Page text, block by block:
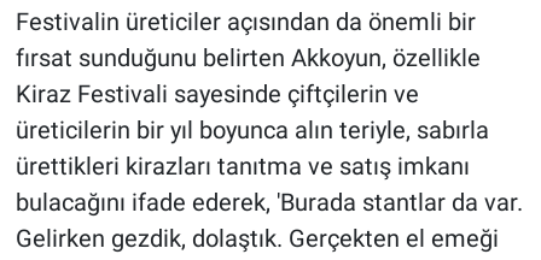
Festivalin üreticiler açısından da önemli bir
fırsat sunduğunu belirten Akkoyun, özellikle
Kiraz Festivali sayesinde çiftçilerin ve
üreticilerin bir yıl boyunca alın teriyle, sabırla
ürettikleri kirazları tanıtma ve satış imkanı
bulacağını ifade ederek, 'Burada stantlar da var.
Gelirken gezdik, dolaştık. Gerçekten el emeği